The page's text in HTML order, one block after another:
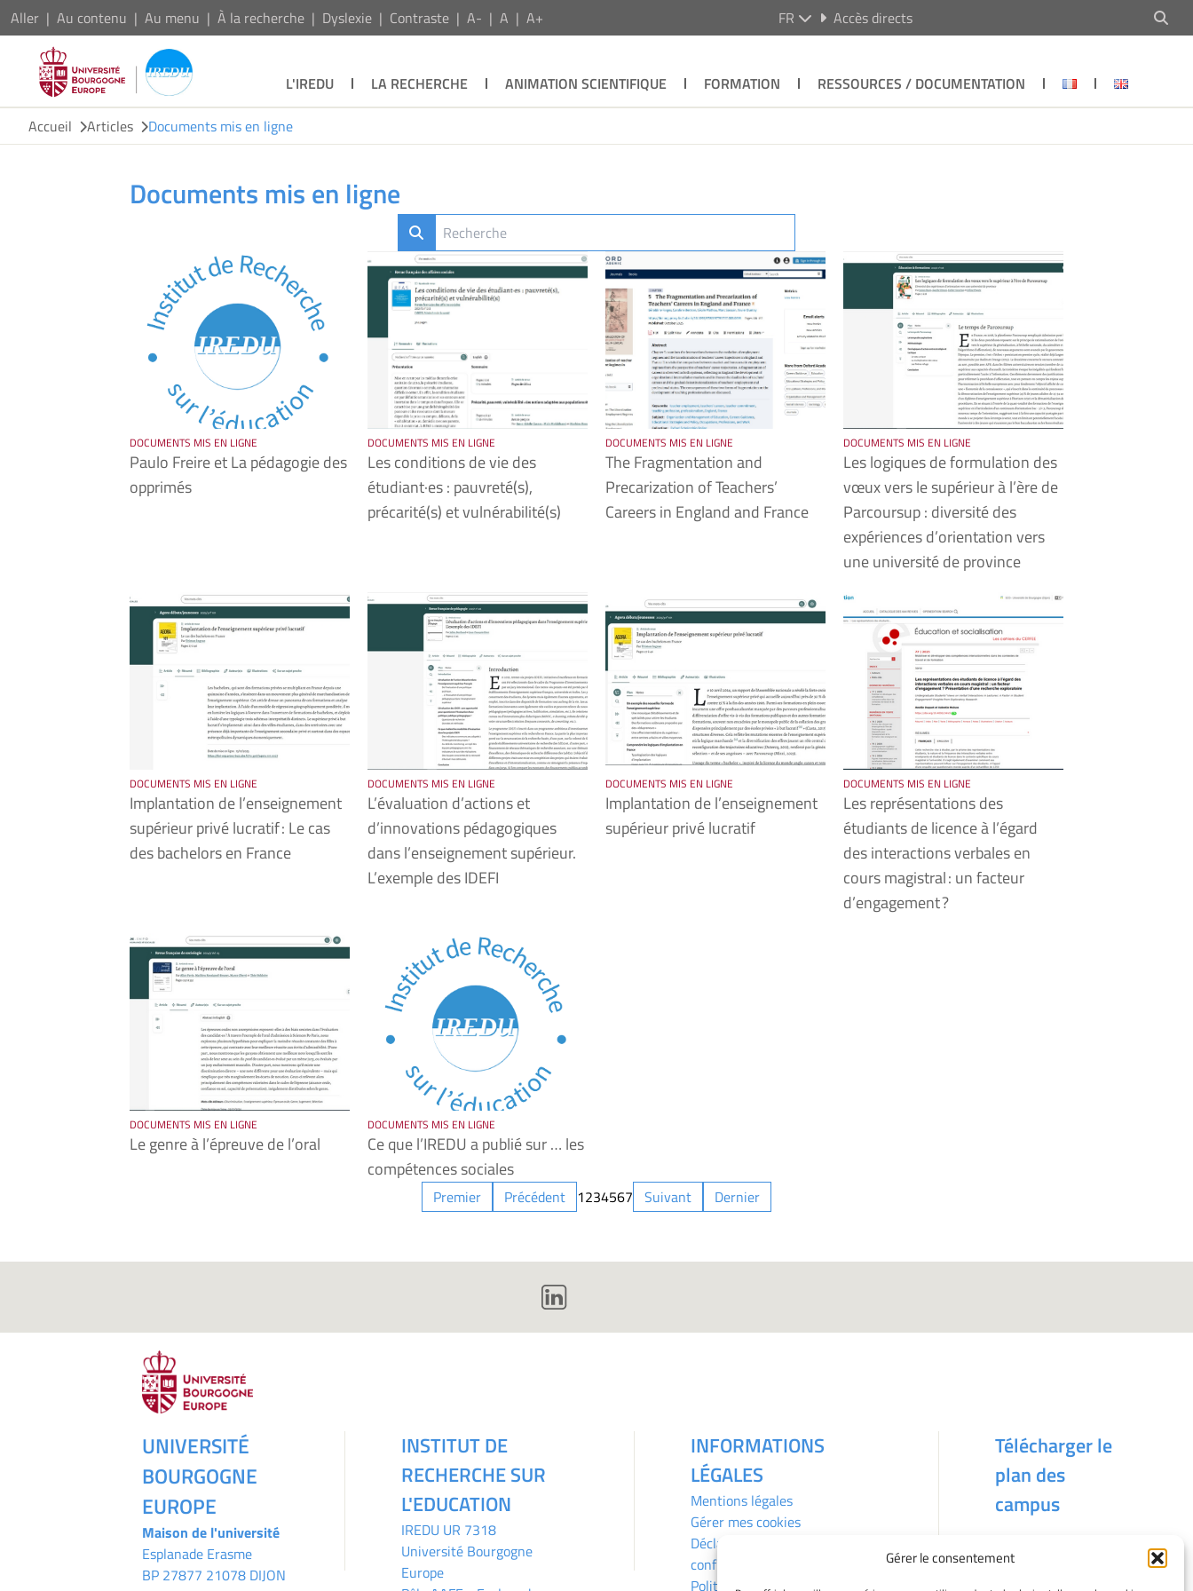
Gérer le consentement
Aller Au contenu Au menu À la recherche Dyslexie Contraste A- A A+ FR Accès directs
L'IREDU LA RECHERCHE ANIMATION SCIENTIFIQUE FORMATION
RESSOURCES / DOCUMENTATION
Accueil
Articles Documents mis en ligne
Documents mis en ligne
DOCUMENTS MIS EN LIGNE
Paulo Freire et La pédagogie des
opprimés
DOCUMENTS MIS EN LIGNE
Les conditions de vie des
étudiant·es : pauvreté(s),
précarité(s) et vulnérabilité(s)
DOCUMENTS MIS EN LIGNE
The Fragmentation and
Precarization of Teachers’
Careers in England and France
DOCUMENTS MIS EN LIGNE
Les logiques de formulation des
vœux vers le supérieur à l’ère de
Parcoursup : diversité des
expériences d’orientation vers
une université de province
DOCUMENTS MIS EN LIGNE
Implantation de l’enseignement
supérieur privé lucratif : Le cas
des bachelors en France
DOCUMENTS MIS EN LIGNE
L’évaluation d’actions et
d’innovations pédagogiques
dans l’enseignement supérieur.
L’exemple des IDEFI
DOCUMENTS MIS EN LIGNE
Implantation de l’enseignement
supérieur privé lucratif
DOCUMENTS MIS EN LIGNE
Les représentations des
étudiants de licence à l’égard
des interactions verbales en
cours magistral : un facteur
d’engagement ?
DOCUMENTS MIS EN LIGNE
Le genre à l’épreuve de l’oral
DOCUMENTS MIS EN LIGNE
Ce que l’IREDU a publié sur … les
compétences sociales
Premier Précédent 1234567 Suivant Dernier
UNIVERSITÉ
BOURGOGNE
EUROPE
Maison de l'université
Esplanade Erasme
BP 27877 21078 DIJON
INSTITUT DE
RECHERCHE SUR
L'EDUCATION
IREDU UR 7318
Université Bourgogne
Europe
INFORMATIONS
LÉGALES
Mentions légales
Gérer mes cookies
Déclaration de
confidentialité
Politique des cookies
Télécharger le
plan des
campus